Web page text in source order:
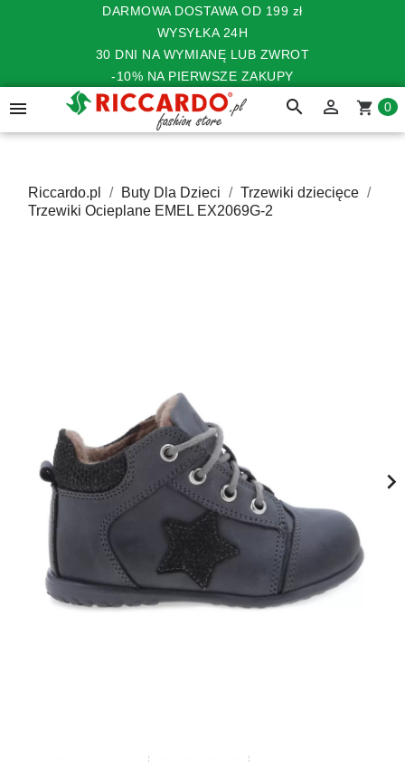
DARMOWA DOSTAWA OD 199 zł
WYSYŁKA 24H
30 DNI NA WYMIANĘ LUB ZWROT
-10% NA PIERWSZE ZAKUPY
 search  shopping_cart 0
Riccardo.pl Buty Dla Dzieci
Trzewiki dziecięce
Trzewiki Ocieplane EMEL EX2069G-2
